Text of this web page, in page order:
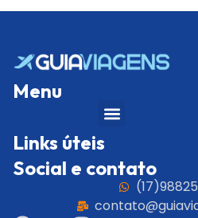
Menu
Links úteis
Social e contato